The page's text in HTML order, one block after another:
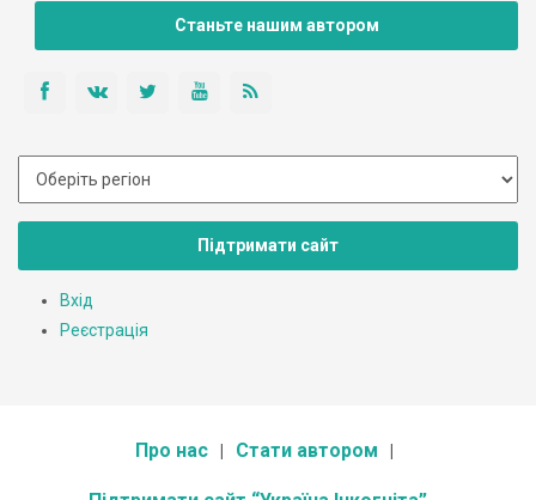
Станьте нашим автором
Підтримати сайт
Вхід
Реєстрація
Про нас Стати автором